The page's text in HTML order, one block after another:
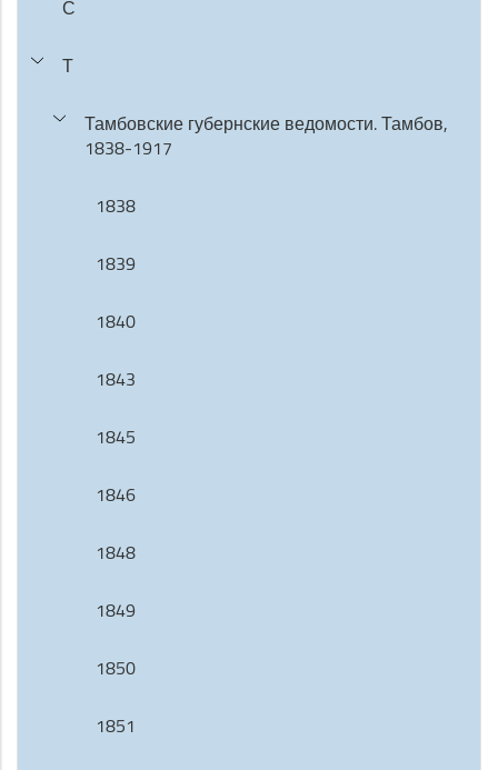
С
Т
Тамбовские губернские ведомости. Тамбов,
1838-1917
1838
1839
1840
1843
1845
1846
1848
1849
1850
1851